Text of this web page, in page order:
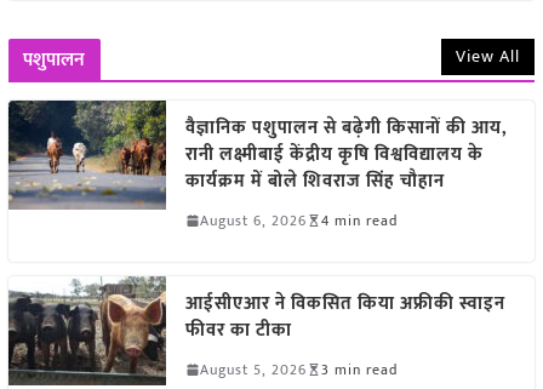
पशुपालन View All
वैज्ञानिक पशुपालन से बढ़ेगी किसानों की आय,
रानी लक्ष्मीबाई केंद्रीय कृषि विश्वविद्यालय के
कार्यक्रम में बोले शिवराज सिंह चौहान
August 6, 2026 4 min read
आईसीएआर ने विकसित किया अफ्रीकी स्वाइन
फीवर का टीका
August 5, 2026 3 min read